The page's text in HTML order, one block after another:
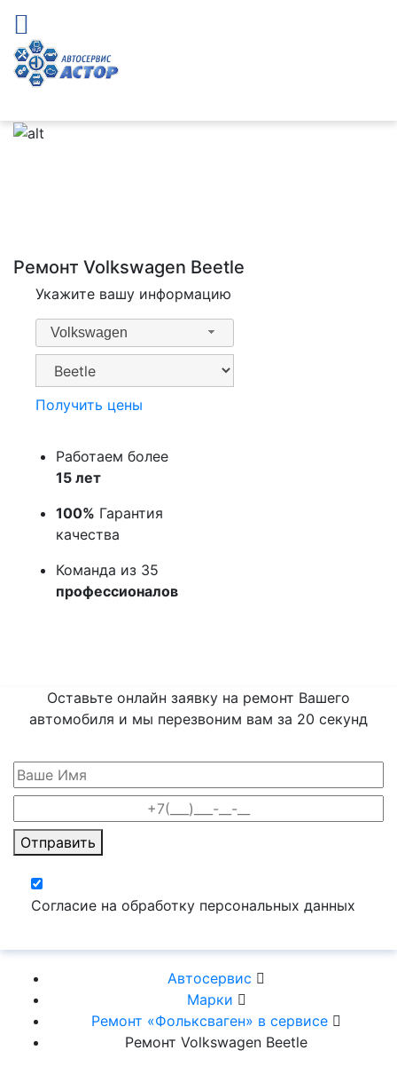
Ремонт Volkswagen Beetle
Укажите вашу информацию
Volkswagen
Получить цены
Работаем более
15 лет
100% Гарантия
качества
Команда из 35
профессионалов
Оставьте онлайн заявку на ремонт Вашего
автомобиля и мы перезвоним вам за 20 секунд
Отправить
Согласие на обработку персональных данных
Автосервис
Марки
Ремонт «Фольксваген» в сервисе
Ремонт Volkswagen Beetle